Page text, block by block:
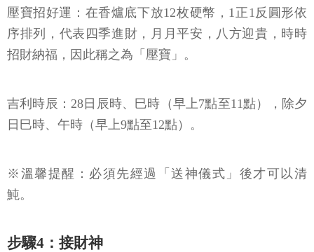
壓寶招好運：在香爐底下放12枚硬幣，1正1反圓形依
序排列，代表四季進財，月月平安，八方迎貴，時時
招財納福，因此稱之為「壓寶」。
吉利時辰：28日辰時、巳時（早上7點至11點），除夕
日巳時、午時（早上9點至12點）。
※溫馨提醒：必須先經過「送神儀式」後才可以清
魨。
步驟4：接財神